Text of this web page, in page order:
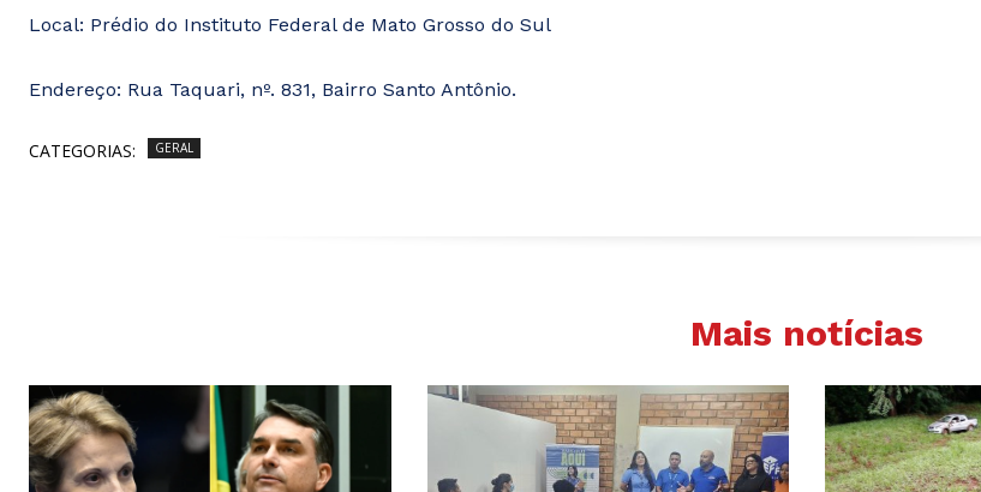
Local: Prédio do Instituto Federal de Mato Grosso do Sul
Endereço: Rua Taquari, nº. 831, Bairro Santo Antônio.
CATEGORIAS: GERAL
Mais notícias